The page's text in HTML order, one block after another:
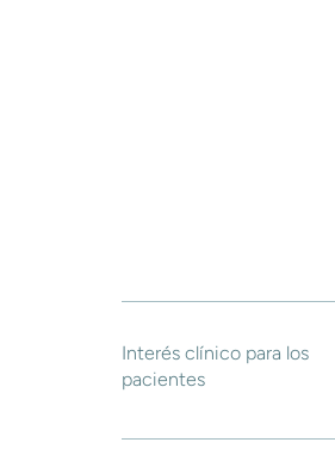
Interés clínico para los
pacientes